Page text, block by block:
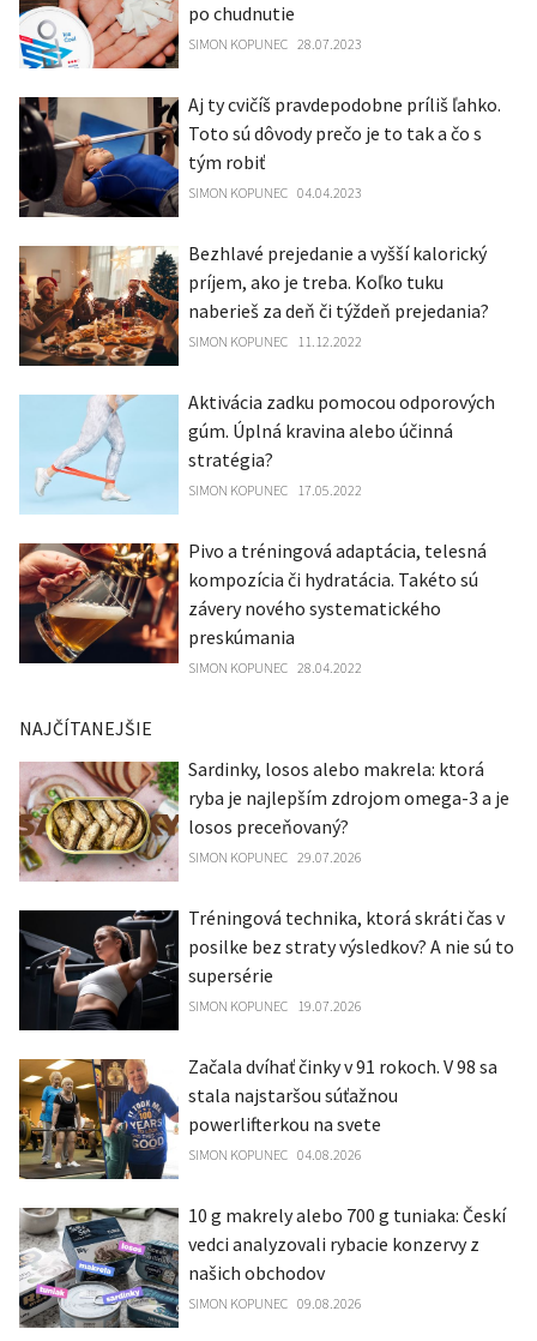
po chudnutie
SIMON KOPUNEC 28.07.2023
Aj ty cvičíš pravdepodobne príliš ľahko.
Toto sú dôvody prečo je to tak a čo s
tým robiť
SIMON KOPUNEC 04.04.2023
Bezhlavé prejedanie a vyšší kalorický
príjem, ako je treba. Koľko tuku
naberieš za deň či týždeň prejedania?
SIMON KOPUNEC 11.12.2022
Aktivácia zadku pomocou odporových
gúm. Úplná kravina alebo účinná
stratégia?
SIMON KOPUNEC 17.05.2022
Pivo a tréningová adaptácia, telesná
kompozícia či hydratácia. Takéto sú
závery nového systematického
preskúmania
SIMON KOPUNEC 28.04.2022
NAJČÍTANEJŠIE
Sardinky, losos alebo makrela: ktorá
ryba je najlepším zdrojom omega-3 a je
losos preceňovaný?
SIMON KOPUNEC 29.07.2026
Tréningová technika, ktorá skráti čas v
posilke bez straty výsledkov? A nie sú to
supersérie
SIMON KOPUNEC 19.07.2026
Začala dvíhať činky v 91 rokoch. V 98 sa
stala najstaršou súťažnou
powerlifterkou na svete
SIMON KOPUNEC 04.08.2026
10 g makrely alebo 700 g tuniaka: Českí
vedci analyzovali rybacie konzervy z
našich obchodov
SIMON KOPUNEC 09.08.2026